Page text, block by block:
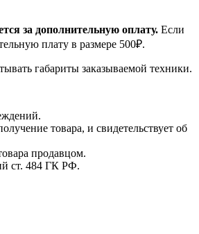
за дополнительную оплату. Если
плату в размере 500₽.
габариты заказываемой техники.
товара, и свидетельствует об
продавцом.
ст. 484 ГК РФ.